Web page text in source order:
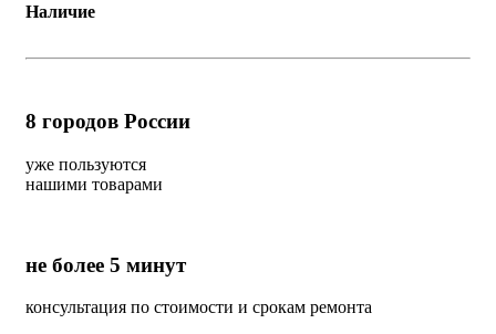
Наличие
8 городов России
уже пользуются
нашими товарами
не более 5 минут
консультация по стоимости и срокам ремонта